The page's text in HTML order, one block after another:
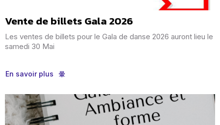
Vente de billets Gala 2026
Les ventes de billets pour le Gala de danse 2026 auront lieu le
samedi 30 Mai
En savoir plus